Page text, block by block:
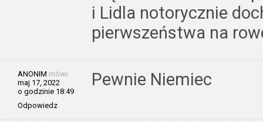
i Lidla notorycznie
pierwszeństwa na
ANONIM mówi:
maj 17, 2022
o godzinie 18:49
Odpowiedz
Pewnie Niemiec